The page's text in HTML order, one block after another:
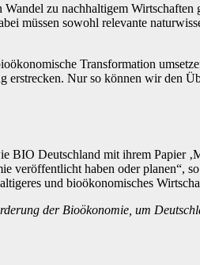
zu nachhaltigem
müssen sowohl relevante
Transformation
Nur so können wir den
BIO Deutschland mit ihrem Papier
haben oder planen“,
und bioökonomisches
der Bioökonomie, um